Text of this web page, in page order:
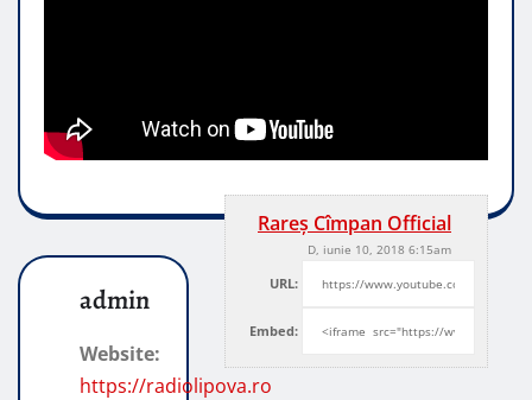
Rareș Cîmpan Official
D, iunie 10, 2018 6:15am
URL:
Embed:
admin
Website:
https://radiolipova.ro